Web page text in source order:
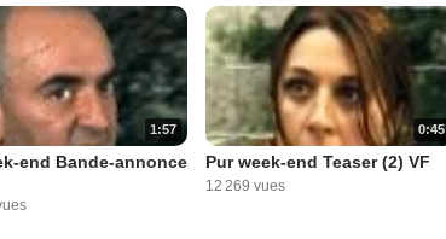
1:57
end Bande-annonce
0:45
Pur week-end Teaser (2) VF
12 269 vues